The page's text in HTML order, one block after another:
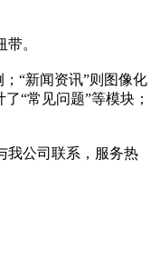
。
“新闻资讯”则图像化
“常见问题”等模块；
我公司联系，服务热